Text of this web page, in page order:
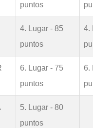
puntos
4. Lugar - 85
puntos
4.
6. Lugar - 75
puntos
6.
5. Lugar - 80
puntos